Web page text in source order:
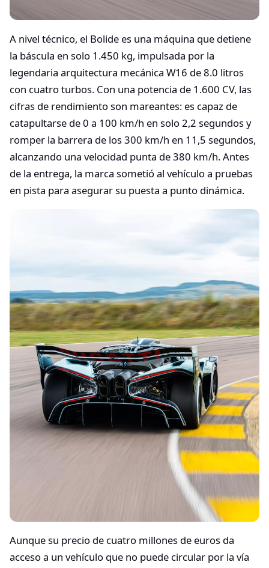
A nivel técnico, el Bolide es una máquina que detiene
la báscula en solo 1.450 kg, impulsada por la
legendaria arquitectura mecánica W16 de 8.0 litros
con cuatro turbos. Con una potencia de 1.600 CV, las
cifras de rendimiento son mareantes: es capaz de
catapultarse de 0 a 100 km/h en solo 2,2 segundos y
romper la barrera de los 300 km/h en 11,5 segundos,
alcanzando una velocidad punta de 380 km/h. Antes
de la entrega, la marca sometió al vehículo a pruebas
en pista para asegurar su puesta a punto dinámica.
Aunque su precio de cuatro millones de euros da
acceso a un vehículo que no puede circular por la vía